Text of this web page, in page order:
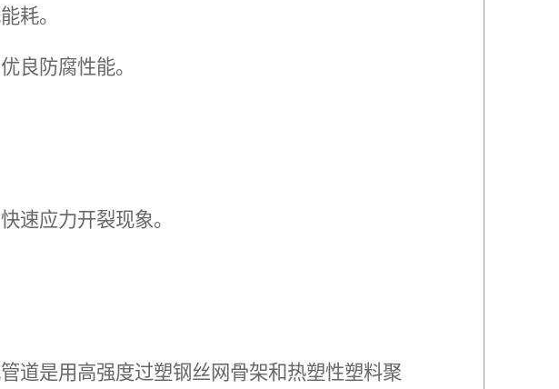
耗。
良防腐性能。
速应力开裂现象。
道是用高强度过塑钢丝网骨架和热塑性塑料聚